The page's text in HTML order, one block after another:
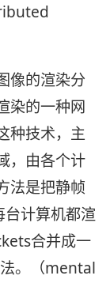
的渲染分
染的一种网
种技术，主
，由各个计
法是把静帧
计算机都渲
合并成一
。（mental